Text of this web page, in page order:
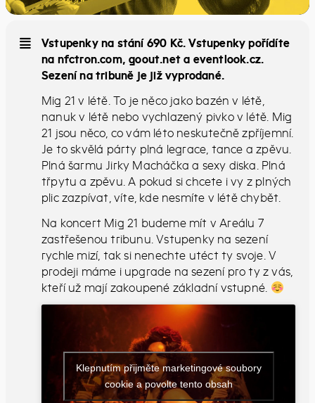
Vstupenky na stání 690 Kč. Vstupenky pořídíte
na nfctron.com, goout.net a eventlook.cz.
Sezení na tribuně je již vyprodané.
Mig 21 v létě. To je něco jako bazén v létě,
nanuk v létě nebo vychlazený pivko v létě. Mig
21 jsou něco, co vám léto neskutečně zpříjemní.
Je to skvělá párty plná legrace, tance a zpěvu.
Plná šarmu Jirky Macháčka a sexy diska. Plná
třpytu a zpěvu. A pokud si chcete i vy z plných
plic zazpívat, víte, kde nesmíte v létě chybět.
Na koncert Mig 21 budeme mít v Areálu 7
zastřešenou tribunu. Vstupenky na sezení
rychle mizí, tak si nenechte utéct ty svoje. V
prodeji máme i upgrade na sezení pro ty z vás,
kteří už mají zakoupené základní vstupné.
Klepnutím přijměte marketingové soubory
cookie a povolte tento obsah